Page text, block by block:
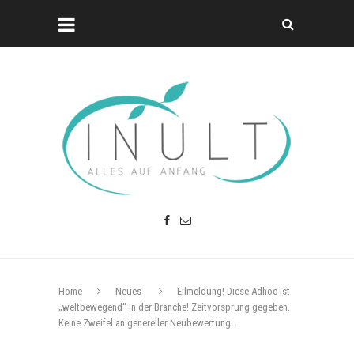
Home Neues
Eilmeldung! Diese Adhoc ist
„weltbewegend“ in der Branche! Zeitvorsprung gegeben.
Keine Zweifel an genereller Neubewertung…